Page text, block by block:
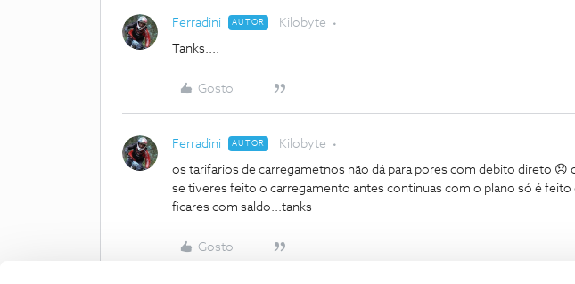
Ferradini AUTOR Kilobyte
Tanks....
Gosto
Ferradini AUTOR Kilobyte
os tarifarios de carregametnos não dá para pores com debito direto 😞
se tiveres feito o carregamento antes continuas com o plano só é
ficares com saldo...tanks
Gosto